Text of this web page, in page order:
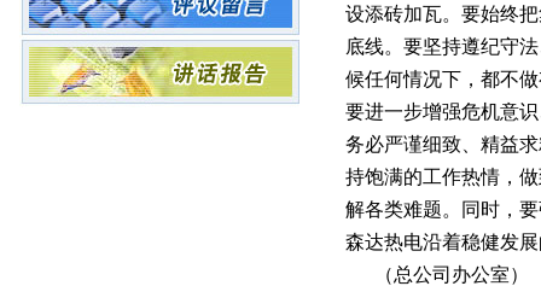
设添砖加瓦。要始终
底线。要坚持遵纪守
候任何情况下，都不
要进一步增强危机意
务必严谨细致、精益
持饱满的工作热情，
解各类难题。同时，
森达热电沿着稳健发
（总公司办公室）